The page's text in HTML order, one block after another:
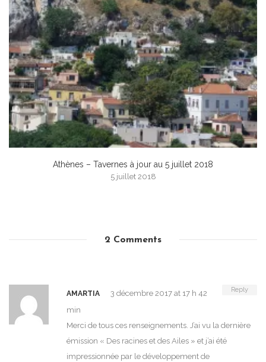
Athènes – Tavernes à jour au 5 juillet 2018
5 juillet 2018
2 Comments
Reply
AMARTIA
3 décembre 2017 at 17 h 42
min
Merci de tous ces renseignements. J’ai vu la dernière
émission « Des racines et des Ailes » et j’ai été
impressionnée par le développement de